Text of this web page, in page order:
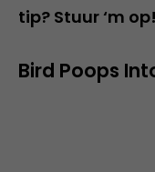
tip? Stuur ‘m op!
Bird Poops